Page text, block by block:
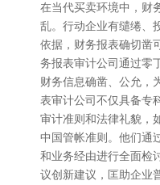
在当代买卖环境中，财
乱。行动企业有缱绻、
依据，财务报表确切凿
务报表审计公司通过零
财务信息确凿、公允，
表审计公司不仅具备专
审计准则和法律礼貌，
中国管帐准则。他们通
和业务经由进行全面检
议创新建议，匡助企业